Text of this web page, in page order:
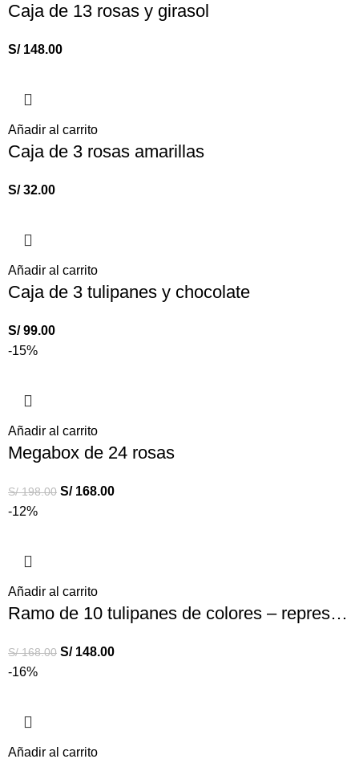
Caja de 13 rosas y girasol
S/148.00
Añadir al carrito
Caja de 3 rosas amarillas
S/32.00
Añadir al carrito
Caja de 3 tulipanes y chocolate
S/99.00
-15%
Añadir al carrito
Megabox de 24 rosas
S/198.00 S/168.00
-12%
Añadir al carrito
Ramo de 10 tulipanes de colores – representan tus diversas emociones
S/168.00 S/148.00
-16%
Añadir al carrito